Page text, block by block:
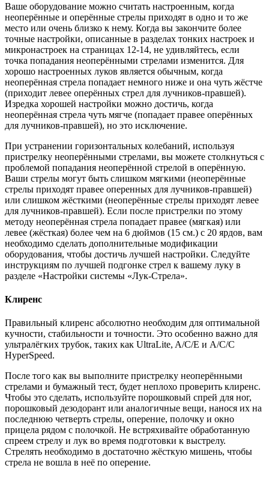
Ваше оборудование можно считать настроенным, когда
неоперённые и оперённые стрелы приходят в одно и то же
место или очень близко к нему. Когда вы закончите более
точные настройки, описанные в разделах тонких настроек и
микронастроек на страницах 12-14, не удивляйтесь, если
точка попадания неоперёнными стрелами изменится. Для
хорошо настроенных луков является обычным, когда
неоперённая стрела попадает немного ниже и она чуть жёстче
(приходит левее оперённых стрел для лучников-правшей).
Изредка хорошей настройки можно достичь, когда
неоперённая стрела чуть мягче (попадает правее оперённых
для лучников-правшей), но это исключение.
При устранении горизонтальных колебаний, используя
пристрелку неоперёнными стрелами, вы можете столкнуться с
проблемой попадания неоперённой стрелой в оперённую.
Ваши стрелы могут быть слишком мягкими (неоперённые
стрелы приходят правее оперенных для лучников-правшей)
или слишком жёсткими (неоперённые стрелы приходят левее
для лучников-правшей). Если после пристрелки по этому
методу неоперённая стрела попадает правее (мягкая) или
левее (жёсткая) более чем на 6 дюймов (15 см.) с 20 ярдов, вам
необходимо сделать дополнительные модификации
оборудования, чтобы достичь лучшей настройки. Следуйте
инструкциям по лучшей подгонке стрел к вашему луку в
разделе «Настройки системы «Лук-Стрела».
Клиренс
Правильный клиренс абсолютно необходим для оптимальной
кучности, стабильности и точности. Это особенно важно для
ультралёгких трубок, таких как UltraLite, A/C/E и A/C/C
HyperSpeed.
После того как вы выполните пристрелку неоперёнными
стрелами и бумажный тест, будет неплохо проверить клиренс.
Чтобы это сделать, используйте порошковый спрей для ног,
порошковый дезодорант или аналогичные вещи, нанося их на
последнюю четверть стрелы, оперение, полочку и окно
прицела рядом с полочкой. Не встряхивайте обработанную
спреем стрелу и лук во время подготовки к выстрелу.
Стрелять необходимо в достаточно жёсткую мишень, чтобы
стрела не вошла в неё по оперение.